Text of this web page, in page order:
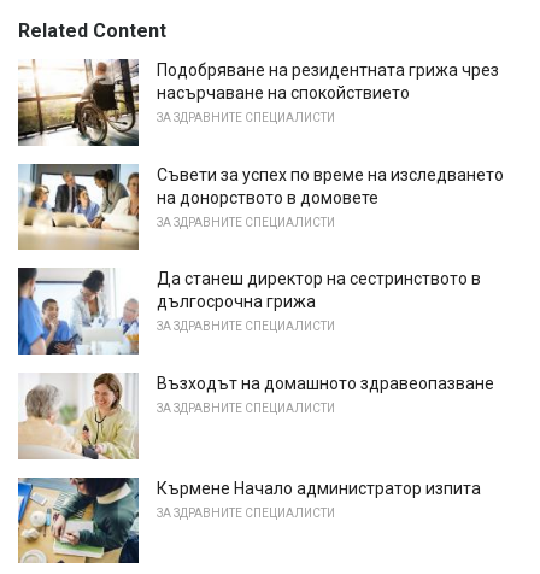
Related Content
Подобряване на резидентната грижа чрез
насърчаване на спокойствието
ЗА ЗДРАВНИТЕ СПЕЦИАЛИСТИ
Съвети за успех по време на изследването
на донорството в домовете
ЗА ЗДРАВНИТЕ СПЕЦИАЛИСТИ
Да станеш директор на сестринството в
дългосрочна грижа
ЗА ЗДРАВНИТЕ СПЕЦИАЛИСТИ
Възходът на домашното здравеопазване
ЗА ЗДРАВНИТЕ СПЕЦИАЛИСТИ
Кърмене Начало администратор изпита
ЗА ЗДРАВНИТЕ СПЕЦИАЛИСТИ